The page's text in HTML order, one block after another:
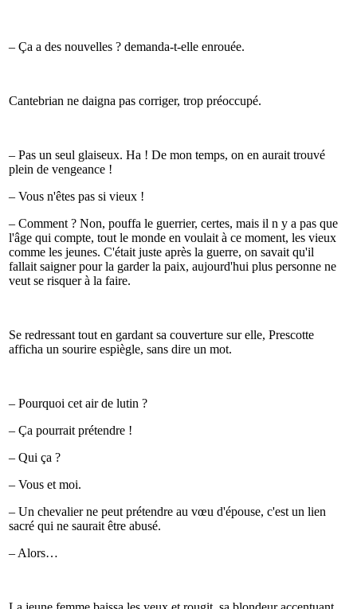
– Ça a des nouvelles ? demanda-t-elle enrouée.
Cantebrian ne daigna pas corriger, trop préoccupé.
– Pas un seul glaiseux. Ha ! De mon temps, on en aurait trouvé
plein de vengeance !
– Vous n'êtes pas si vieux !
– Comment ? Non, pouffa le guerrier, certes, mais il n y a pas que
l'âge qui compte, tout le monde en voulait à ce moment, les vieux
comme les jeunes. C'était juste après la guerre, on savait qu'il
fallait saigner pour la garder la paix, aujourd'hui plus personne ne
veut se risquer à la faire.
Se redressant tout en gardant sa couverture sur elle, Prescotte
afficha un sourire espiègle, sans dire un mot.
– Pourquoi cet air de lutin ?
– Ça pourrait prétendre !
– Qui ça ?
– Vous et moi.
– Un chevalier ne peut prétendre au vœu d'épouse, c'est un lien
sacré qui ne saurait être abusé.
– Alors…